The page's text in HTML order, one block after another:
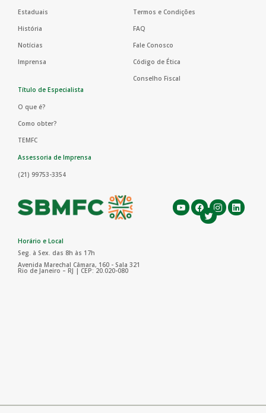
Estaduais
História
Notícias
Imprensa
Termos e Condições
FAQ
Fale Conosco
Código de Ética
Conselho Fiscal
Título de Especialista
O que é?
Como obter?
TEMFC
Assessoria de Imprensa
(21) 99753-3354
Horário e Local
Seg. à Sex. das 8h às 17h
Avenida Marechal Câmara, 160 - Sala 321
Rio de Janeiro – RJ | CEP: 20.020-080